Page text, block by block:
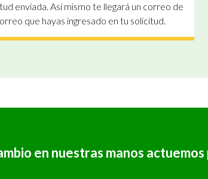
enviada. Así mismo te llegará un correo de
que hayas ingresado en tu solicitud.
en nuestras manos